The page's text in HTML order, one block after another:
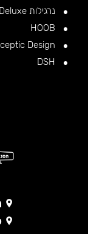
נרגילות Amy Deluxe